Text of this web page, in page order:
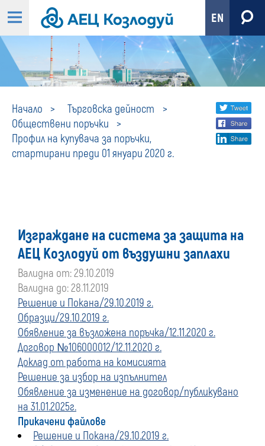
EN
Начало
Търговска дейност
Обществени поръчки
Профил на купувача за поръчки,
стартирани преди 01 януари 2020 г.
Профил
на
поръчки,
стартирани
01
януари
2020
г.
Share
social
Изграждане на система за защита на
АЕЦ Козлодуй от въздушни заплахи
Валидна от: 29.10.2019
Валидна до: 28.11.2019
Решение и Покана/29.10.2019 г.
Образци/29.10.2019 г.
Обявление за възложена поръчка/12.11.2020 г.
Договор №106000012/12.11.2020 г.
Доклад от работа на комисията
Решение за избор на изпълнител
Обявление за изменение на договор/публикувано
на 31.01.2025г.
Прикачени файлове
Решение и Покана/29.10.2019 г.